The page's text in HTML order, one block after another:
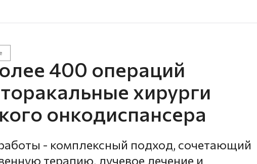
400 операций
хирурги
онкодиспансера
- комплексный подход, сочетающий
терапию, лучевое лечение и